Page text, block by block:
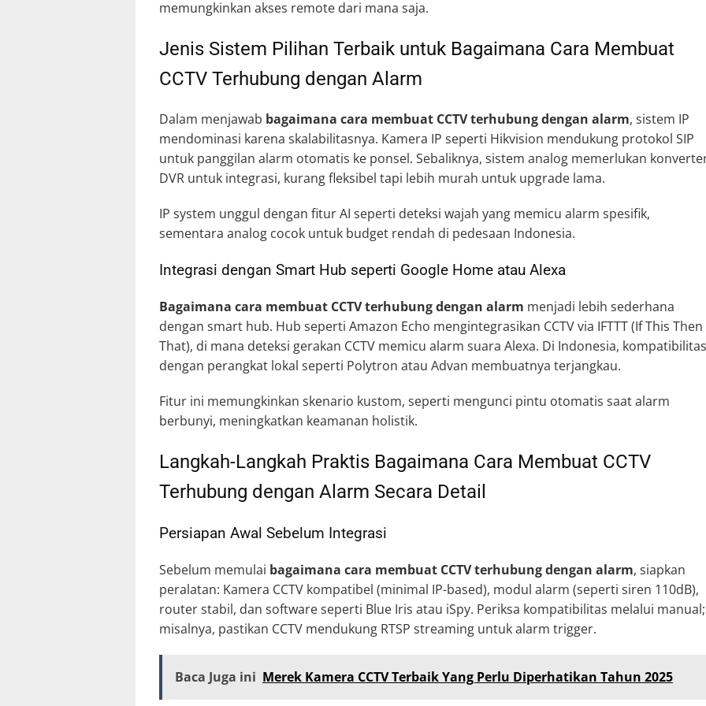
memungkinkan akses remote dari mana saja.
Jenis Sistem Pilihan Terbaik untuk Bagaimana Cara Membuat
CCTV Terhubung dengan Alarm
Dalam menjawab bagaimana cara membuat CCTV terhubung dengan alarm, sistem IP
mendominasi karena skalabilitasnya. Kamera IP seperti Hikvision mendukung protokol SIP
untuk panggilan alarm otomatis ke ponsel. Sebaliknya, sistem analog memerlukan
DVR untuk integrasi, kurang fleksibel tapi lebih murah untuk upgrade lama.
IP system unggul dengan fitur AI seperti deteksi wajah yang memicu alarm spesifik,
sementara analog cocok untuk budget rendah di pedesaan Indonesia.
Integrasi dengan Smart Hub seperti Google Home atau Alexa
Bagaimana cara membuat CCTV terhubung dengan alarm menjadi lebih sederhana
dengan smart hub. Hub seperti Amazon Echo mengintegrasikan CCTV via IFTTT (If This Then
That), di mana deteksi gerakan CCTV memicu alarm suara Alexa. Di Indonesia, kompatibilitas
dengan perangkat lokal seperti Polytron atau Advan membuatnya terjangkau.
Fitur ini memungkinkan skenario kustom, seperti mengunci pintu otomatis saat alarm
berbunyi, meningkatkan keamanan holistik.
Langkah-Langkah Praktis Bagaimana Cara Membuat CCTV
Terhubung dengan Alarm Secara Detail
Persiapan Awal Sebelum Integrasi
Sebelum memulai bagaimana cara membuat CCTV terhubung dengan alarm, siapkan
peralatan: Kamera CCTV kompatibel (minimal IP-based), modul alarm (seperti siren 110dB),
router stabil, dan software seperti Blue Iris atau iSpy. Periksa kompatibilitas melalui manual;
misalnya, pastikan CCTV mendukung RTSP streaming untuk alarm trigger.
Baca Juga ini Merek Kamera CCTV Terbaik Yang Perlu Diperhatikan Tahun 2025